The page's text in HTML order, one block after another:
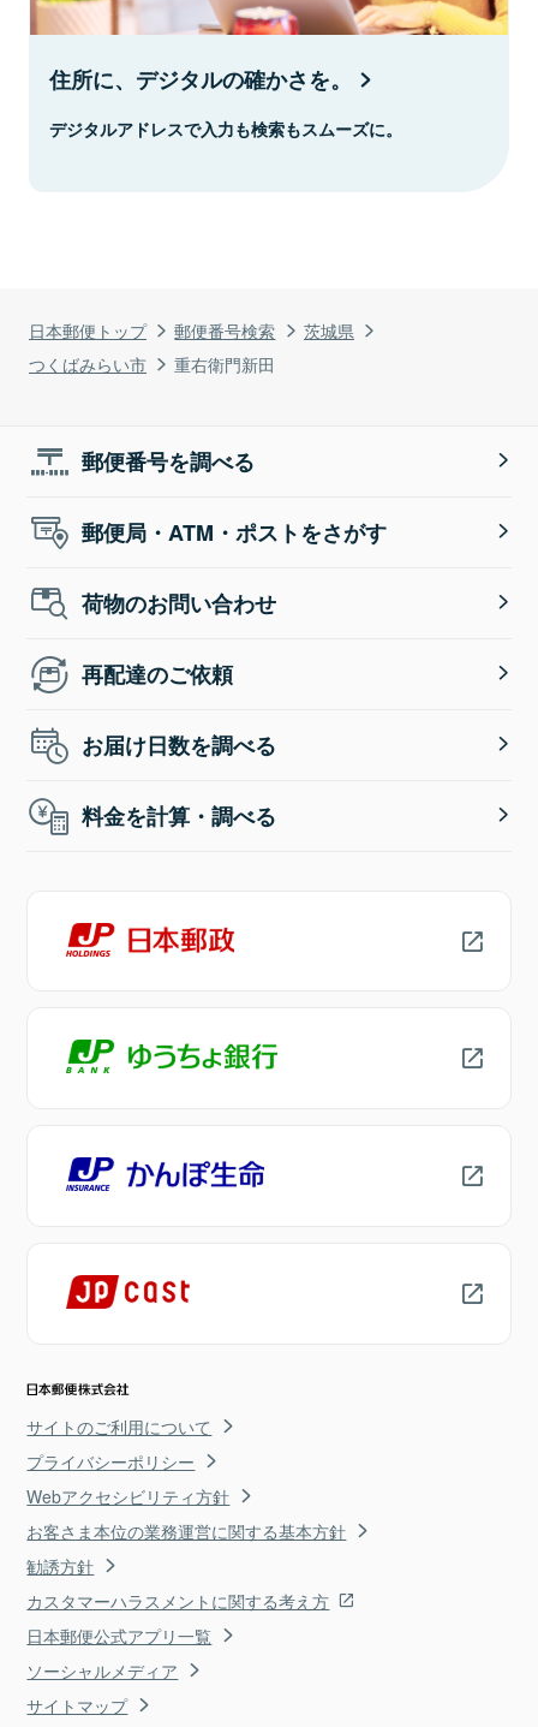
日本郵便トップ 郵便番号検索
茨城県
つくばみらい市
重右衛門新田
住所に、デジタルの確かさを。
デジタルアドレスで入力も検索もスムーズに。
郵便番号を調べる
郵便局・ATM・ポストをさがす
荷物のお問い合わせ
再配達のご依頼
お届け日数を調べる
料金を計算・調べる
サイトのご利用について
プライバシーポリシー
Webアクセシビリティ方針
お客さま本位の業務運営に関する基本方針
勧誘方針
カスタマーハラスメントに関する考え方
日本郵便公式アプリ一覧
ソーシャルメディア
サイトマップ